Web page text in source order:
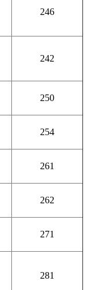
246
242
250
254
261
262
271
281